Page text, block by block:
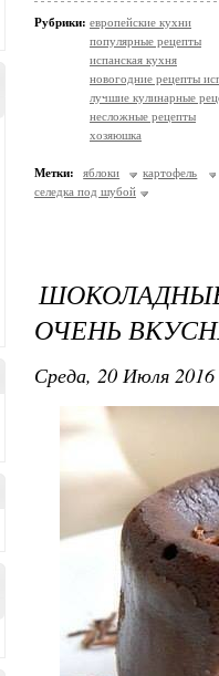
Рубрики: европейские кухни
популярные рецепты
испанская кухня
новогодние рецепты
лучшие кулинарные
несложные рецепты
хозяюшка
Метки: яблоки
картофель
селедка под шубой
ОЧЕНЬ
Среда, 20 Июля